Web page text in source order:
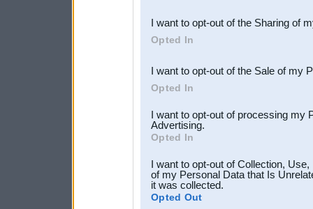
Downstream Participants
third parties.
I want to opt-out of the Sharing of
Opted In
I want to opt-out of the Sale of my
Opted In
I want to opt-out of processing my
Advertising.
Opted In
I want to opt-out of Collection,
of my Personal Data that Is
it was collected.
Opted Out